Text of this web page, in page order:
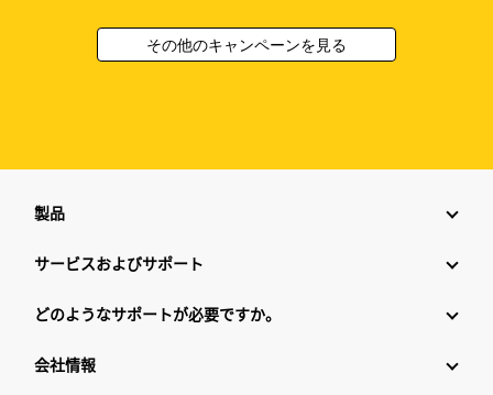
その他のキャンペーンを見る
製品
サービスおよびサポート
どのようなサポートが必要ですか。
会社情報